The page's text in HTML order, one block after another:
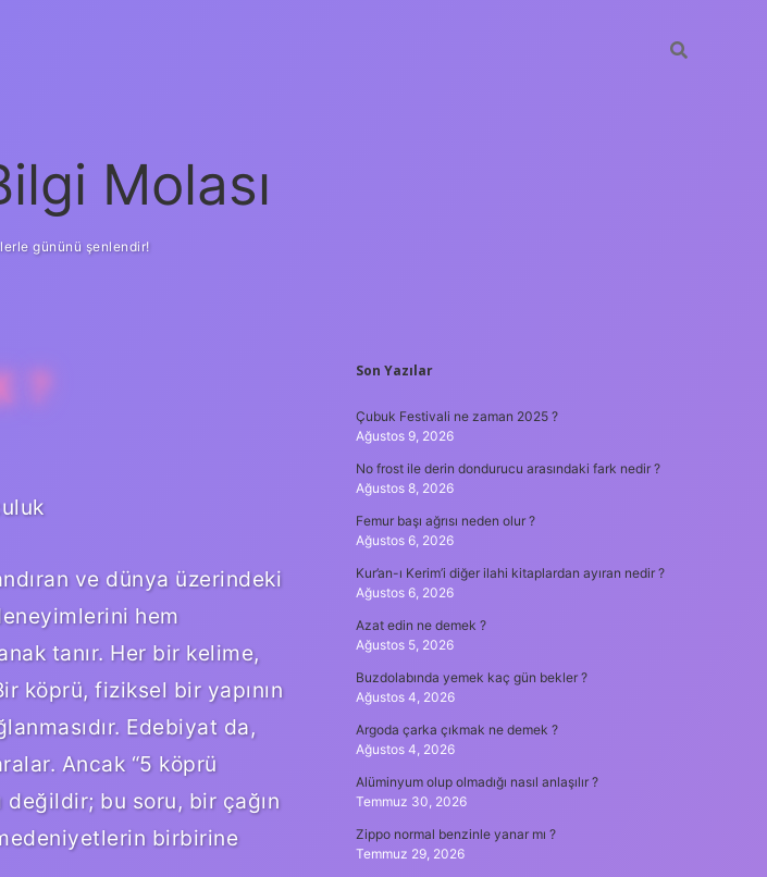
Molası
gününü şenlendir!
?
ve dünya üzerindeki
hem
tanır. Her bir kelime,
köprü, fiziksel bir yapının
Edebiyat da,
Ancak “5 köprü
değildir; bu soru, bir çağın
birbirine
SIDEBAR
Son Yazılar
Çubuk Festivali ne zaman 2025 ?
Ağustos 9, 2026
No frost ile derin dondurucu arasındaki fark nedir ?
Ağustos 8, 2026
Femur başı ağrısı neden olur ?
Ağustos 6, 2026
Kur’an-ı Kerim’i diğer ilahi kitaplardan ayıran nedir ?
Ağustos 6, 2026
Azat edin ne demek ?
Ağustos 5, 2026
Buzdolabında yemek kaç gün bekler ?
Ağustos 4, 2026
Argoda çarka çıkmak ne demek ?
Ağustos 4, 2026
Alüminyum olup olmadığı nasıl anlaşılır ?
Temmuz 30, 2026
Zippo normal benzinle yanar mı ?
Temmuz 29, 2026